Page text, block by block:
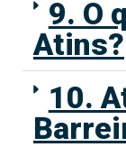
9. O
Atins?
10.